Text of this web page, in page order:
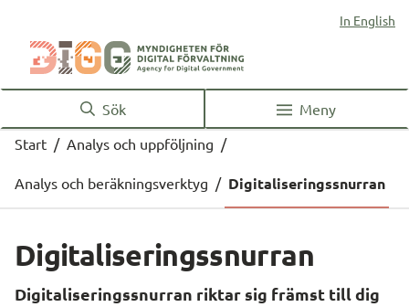
In English
Sök
Meny
Start / Analys och uppföljning /
Analys och beräkningsverktyg / Digitaliseringssnurran
Digitaliseringssnurran
Digitaliseringssnurran riktar sig främst till dig